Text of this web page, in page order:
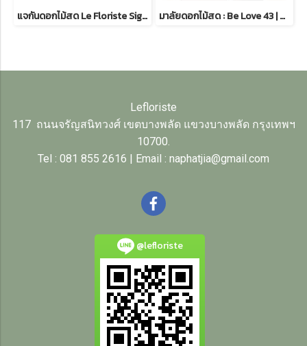
แจกันดอกไม้สด Le Floriste Signature Vases No. 21 (พรีเมียม) มาลัยดอกไม้สด : Be Love 43 | มาลัยไหว้พระ | Lefloriste
Lefloriste
117 ถนนจรัญสนิทวงศ์ เขตบางพลัด แขวงบางพลัด กรุงเทพฯ
10700.
Tel : 081 855 2616 | Email : naphatjia@gmail.com
@lefloriste